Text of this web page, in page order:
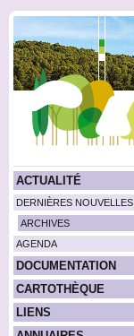
ACTUALITÉ
DERNIÈRES NOUVELLES
ARCHIVES
AGENDA
DOCUMENTATION
CARTOTHÈQUE
LIENS